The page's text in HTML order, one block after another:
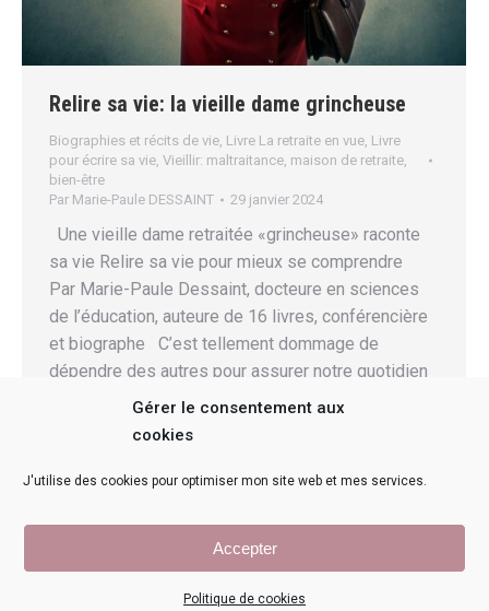
Gérer le consentement aux
cookies
J'utilise des cookies pour optimiser mon site web et mes services.
Accepter
Politique de cookies
Relire sa vie: la vieille dame grincheuse
Biographies et récits de vie, Livre La retraite en vue, Livre
pour écrire sa vie, Vieillir: maltraitance, maison de retraite,
bien-être
Par Marie-Paule DESSAINT 29 janvier 2024
Une vieille dame retraitée «grincheuse» raconte
sa vie Relire sa vie pour mieux se comprendre
Par Marie-Paule Dessaint, docteure en sciences
de l’éducation, auteure de 16 livres, conférencière
et biographe C’est tellement dommage de
dépendre des autres pour assurer notre quotidien
en vieillissant, avec tous ces préjugés alors
qu’autrefois nous étions une personne…
©2026Tous droits réservés - Marie-Paule DESSAINT - NEQ:
2246995742